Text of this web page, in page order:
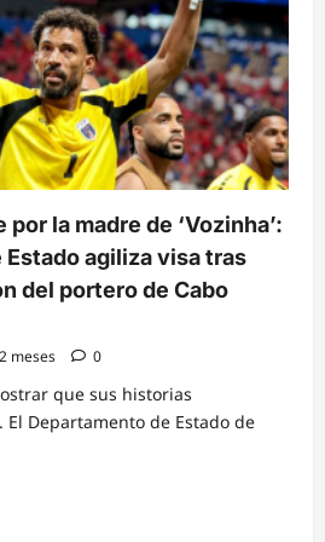
por la madre de ‘Vozinha’:
agiliza visa tras
del portero de Cabo
meses 0
que sus historias
Departamento de Estado de